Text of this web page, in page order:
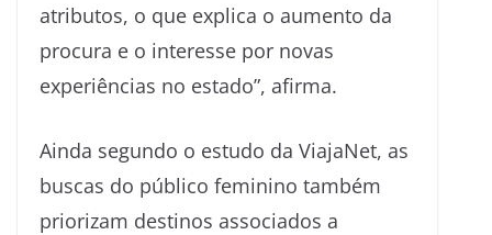
atributos, o que explica o aumento da
procura e o interesse por novas
experiências no estado”, afirma.
Ainda segundo o estudo da ViajaNet, as
buscas do público feminino também
priorizam destinos associados a